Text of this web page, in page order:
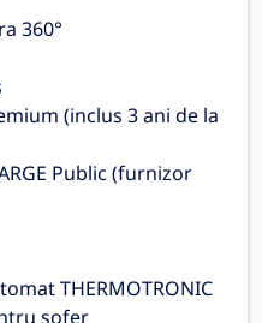
360°
(inclus 3 ani de la
Public (furnizor
THERMOTRONIC
sofer